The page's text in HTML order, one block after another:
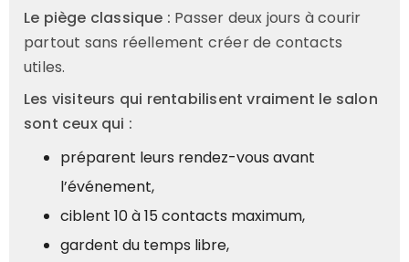
Le piège classique : Passer deux jours à courir
partout sans réellement créer de contacts
utiles.
Les visiteurs qui rentabilisent vraiment le salon
sont ceux qui :
préparent leurs rendez-vous avant
l’événement,
ciblent 10 à 15 contacts maximum,
gardent du temps libre,